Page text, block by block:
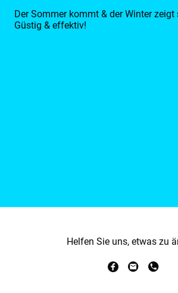
Der Sommer kommt & der Winter zeigt
Güstig & effektiv!
Helfen Sie uns, etwas zu